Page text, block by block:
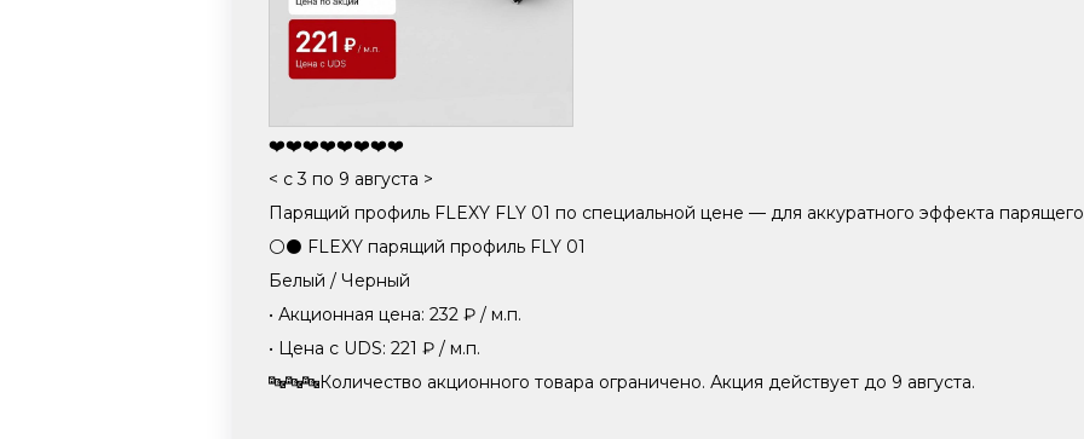
❤️❤️❤️❤️❤️❤️❤️❤️
< с 3 по 9 августа >
Парящий профиль FLEXY FLY 01 по специальной цене — для аккуратного эффекта парящего
⚪⚫ FLEXY парящий профиль FLY 01
Белый / Черный
• Акционная цена: 232 ₽ / м.п.
• Цена с UDS: 221 ₽ / м.п.
🔤🔤🔤Количество акционного товара ограничено. Акция действует до 9 августа.